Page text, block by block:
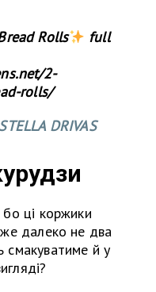
Rolls
full
2-
rolls/
DRIVAS
ці коржики
далеко не два
смакуватиме й у